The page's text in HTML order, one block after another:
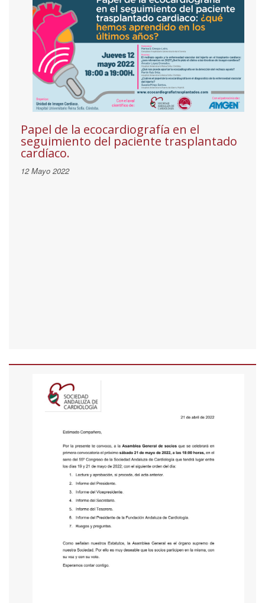
Papel de la ecocardiografía en el
seguimiento del paciente trasplantado
cardíaco.
12 Mayo 2022